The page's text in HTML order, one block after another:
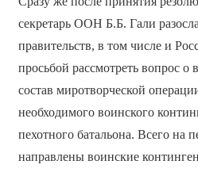
секретарь ООН Б.Б. Гали
правительств, в том числе и
просьбой рассмотреть вопрос
состав миротворческой
необходимого воинского
пехотного батальона. Всего на
направлены воинские